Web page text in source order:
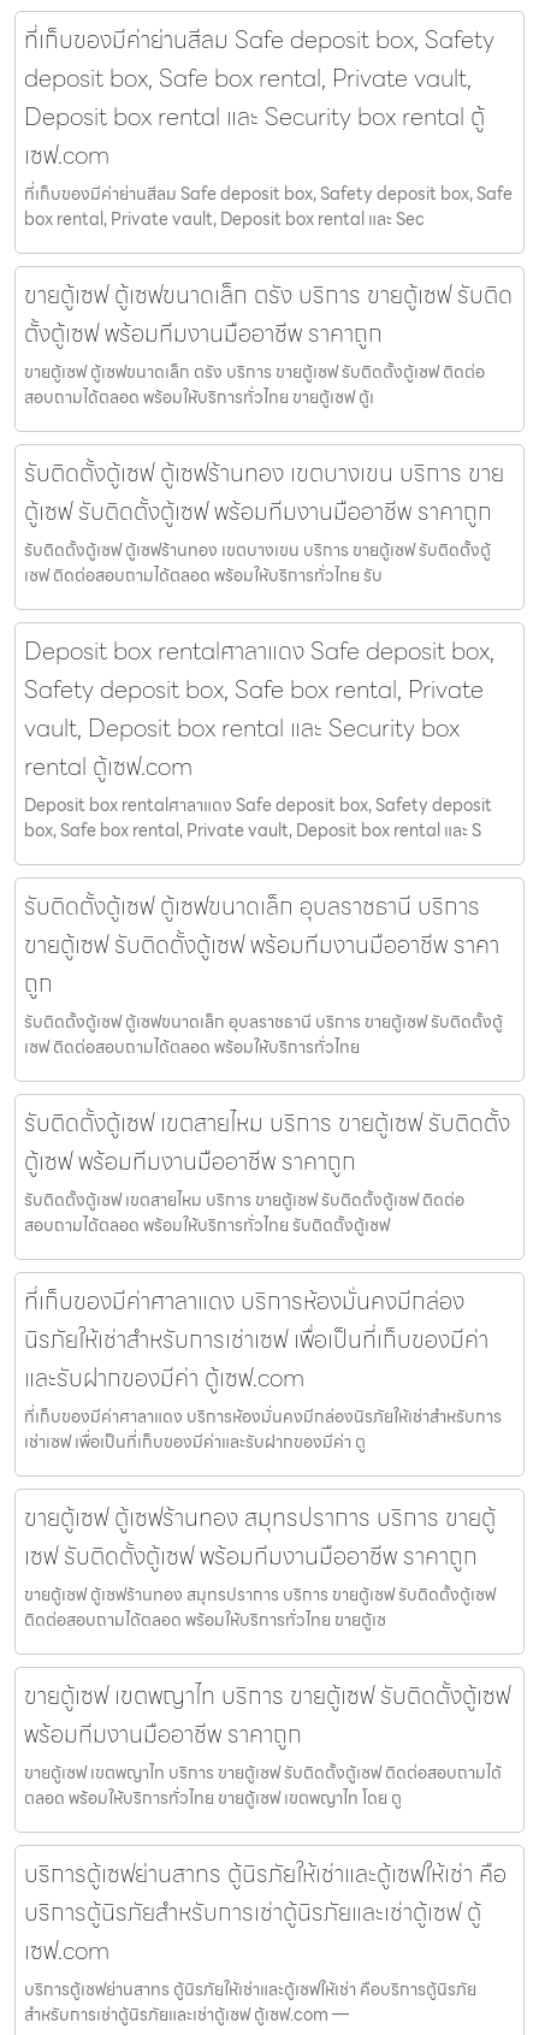
ที่เก็บของมีค่าย่านสีลม Safe deposit box, Safety
deposit box, Safe box rental, Private vault,
Deposit box rental และ Security box rental ตู้
เซฟ.com
ที่เก็บของมีค่าย่านสีลม Safe deposit box, Safety deposit box, Safe
box rental, Private vault, Deposit box rental และ Sec
ขายตู้เซฟ ตู้เซฟขนาดเล็ก ตรัง บริการ ขายตู้เซฟ รับติด
ตั้งตู้เซฟ พร้อมทีมงานมืออาชีพ ราคาถูก
ขายตู้เซฟ ตู้เซฟขนาดเล็ก ตรัง บริการ ขายตู้เซฟ รับติดตั้งตู้เซฟ ติดต่อ
สอบถามได้ตลอด พร้อมให้บริการทั่วไทย ขายตู้เซฟ ตู้เ
รับติดตั้งตู้เซฟ ตู้เซฟร้านทอง เขตบางเขน บริการ ขาย
ตู้เซฟ รับติดตั้งตู้เซฟ พร้อมทีมงานมืออาชีพ ราคาถูก
รับติดตั้งตู้เซฟ ตู้เซฟร้านทอง เขตบางเขน บริการ ขายตู้เซฟ รับติดตั้งตู้
เซฟ ติดต่อสอบถามได้ตลอด พร้อมให้บริการทั่วไทย รับ
Deposit box rentalศาลาแดง Safe deposit box,
Safety deposit box, Safe box rental, Private
vault, Deposit box rental และ Security box
rental ตู้เซฟ.com
Deposit box rentalศาลาแดง Safe deposit box, Safety deposit
box, Safe box rental, Private vault, Deposit box rental และ S
รับติดตั้งตู้เซฟ ตู้เซฟขนาดเล็ก อุบลราชธานี บริการ
ขายตู้เซฟ รับติดตั้งตู้เซฟ พร้อมทีมงานมืออาชีพ ราคา
ถูก
รับติดตั้งตู้เซฟ ตู้เซฟขนาดเล็ก อุบลราชธานี บริการ ขายตู้เซฟ รับติดตั้งตู้
เซฟ ติดต่อสอบถามได้ตลอด พร้อมให้บริการทั่วไทย
รับติดตั้งตู้เซฟ เขตสายไหม บริการ ขายตู้เซฟ รับติดตั้ง
ตู้เซฟ พร้อมทีมงานมืออาชีพ ราคาถูก
รับติดตั้งตู้เซฟ เขตสายไหม บริการ ขายตู้เซฟ รับติดตั้งตู้เซฟ ติดต่อ
สอบถามได้ตลอด พร้อมให้บริการทั่วไทย รับติดตั้งตู้เซฟ
ที่เก็บของมีค่าศาลาแดง บริการห้องมั่นคงมีกล่อง
นิรภัยให้เช่าสำหรับการเช่าเซฟ เพื่อเป็นที่เก็บของมีค่า
และรับฝากของมีค่า ตู้เซฟ.com
ที่เก็บของมีค่าศาลาแดง บริการห้องมั่นคงมีกล่องนิรภัยให้เช่าสำหรับการ
เช่าเซฟ เพื่อเป็นที่เก็บของมีค่าและรับฝากของมีค่า ตู
ขายตู้เซฟ ตู้เซฟร้านทอง สมุทรปราการ บริการ ขายตู้
เซฟ รับติดตั้งตู้เซฟ พร้อมทีมงานมืออาชีพ ราคาถูก
ขายตู้เซฟ ตู้เซฟร้านทอง สมุทรปราการ บริการ ขายตู้เซฟ รับติดตั้งตู้เซฟ
ติดต่อสอบถามได้ตลอด พร้อมให้บริการทั่วไทย ขายตู้เซ
ขายตู้เซฟ เขตพญาไท บริการ ขายตู้เซฟ รับติดตั้งตู้เซฟ
พร้อมทีมงานมืออาชีพ ราคาถูก
ขายตู้เซฟ เขตพญาไท บริการ ขายตู้เซฟ รับติดตั้งตู้เซฟ ติดต่อสอบถามได้
ตลอด พร้อมให้บริการทั่วไทย ขายตู้เซฟ เขตพญาไท โดย ตู
บริการตู้เซฟย่านสาทร ตู้นิรภัยให้เช่าและตู้เซฟให้เช่า คือ
บริการตู้นิรภัยสำหรับการเช่าตู้นิรภัยและเช่าตู้เซฟ ตู้
เซฟ.com
บริการตู้เซฟย่านสาทร ตู้นิรภัยให้เช่าและตู้เซฟให้เช่า คือบริการตู้นิรภัย
สำหรับการเช่าตู้นิรภัยและเช่าตู้เซฟ ตู้เซฟ.com —